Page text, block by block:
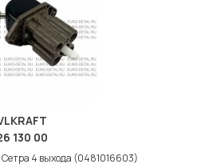
130 00
4 выхода (0481016603)